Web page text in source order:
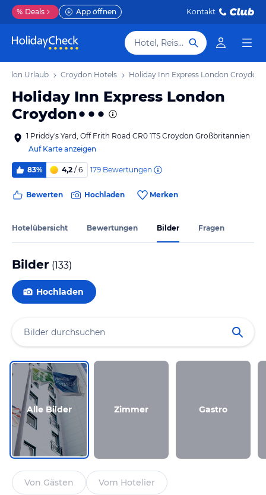
% Deals App öffnen Kontakt
Hotel, Reiseziel
Urlaub Croydon Hotels Holiday Inn Express London Croydon
Holiday Inn Express London
Croydon
1 Priddy's Yard, Off Frith Road CR0 1TS Croydon Großbritannien
Auf Karte anzeigen
83% 4,2 / 6 179 Bewertungen
Bewerten Hochladen Merken
Hotelübersicht Bewertungen Bilder Fragen
Bilder (133)
Hochladen
Alle Bilder Zimmer Gastro
Von Gästen Vom Hotelier